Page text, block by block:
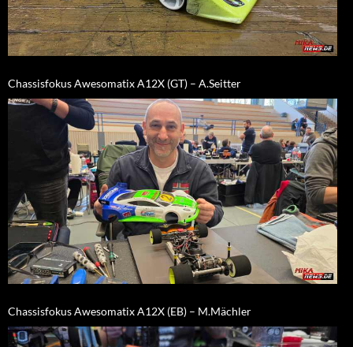
Chassisfokus Awesomatix A12X (GT) – A.Seitter
Chassisfokus Awesomatix A12X (EB) – M.Mächler